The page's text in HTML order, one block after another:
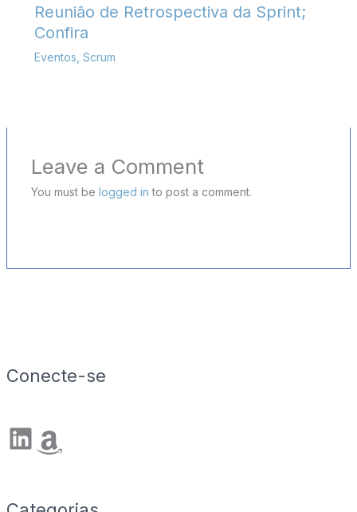
Conecte-se
LinkedIn Amazon
Reunião de Retrospectiva da Sprint;
Confira
Eventos Scrum
Leave a Comment
You must be logged in to post a comment.